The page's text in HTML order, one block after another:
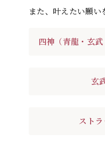
また、叶えたい願い
四神（青龍・玄武
玄
スト